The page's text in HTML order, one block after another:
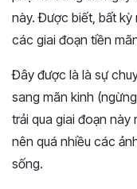
này. Được biết, bất kỳ
các giai đoạn tiền
Đây được là là sự
sang mãn kinh
trải qua giai đoạn
nên quá nhiều các
sống.